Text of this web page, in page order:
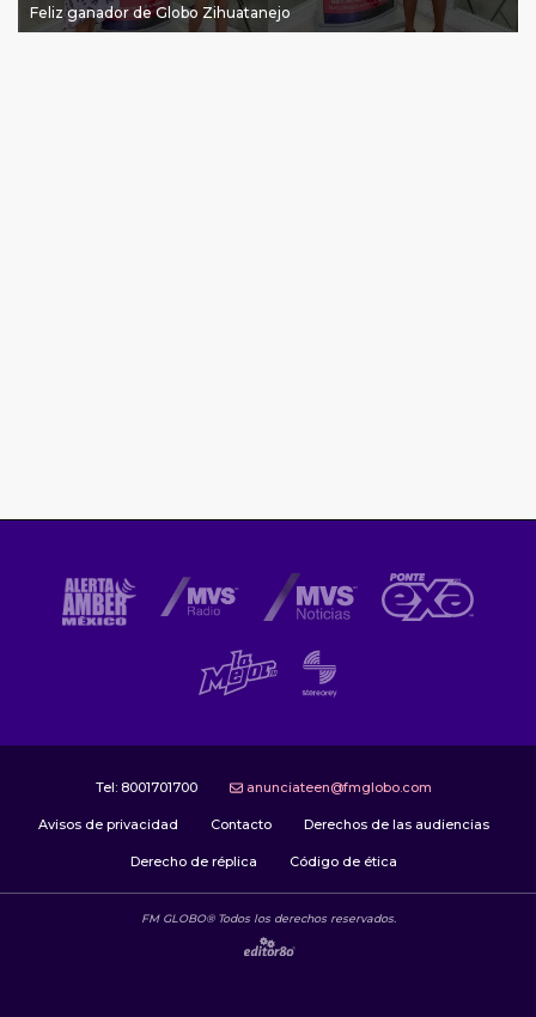
Feliz ganador de Globo Zihuatanejo
Tel: 8001701700 anunciateen@fmglobo.com
Avisos de privacidad Contacto Derechos de las audiencias
Derecho de réplica Código de ética
FM GLOBO® Todos los derechos reservados.